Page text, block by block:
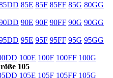
85E 85F 85FF 85G 80GG
90E 90F 90FF 90G 90GG
95E 95F 95FF 95G 95GG
100E 100F 100FF 100G
105
105E 105F 105FF 105G